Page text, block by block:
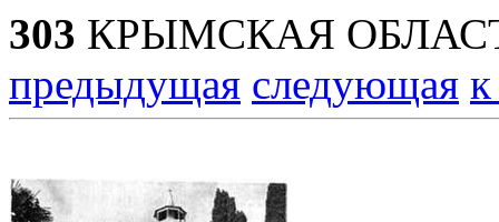
303 КРЫМСКАЯ
предыдущая следующая